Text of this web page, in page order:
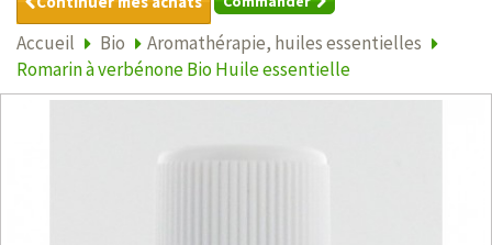
Accueil Bio
Aromathérapie, huiles essentielles
Romarin à verbénone Bio Huile essentielle